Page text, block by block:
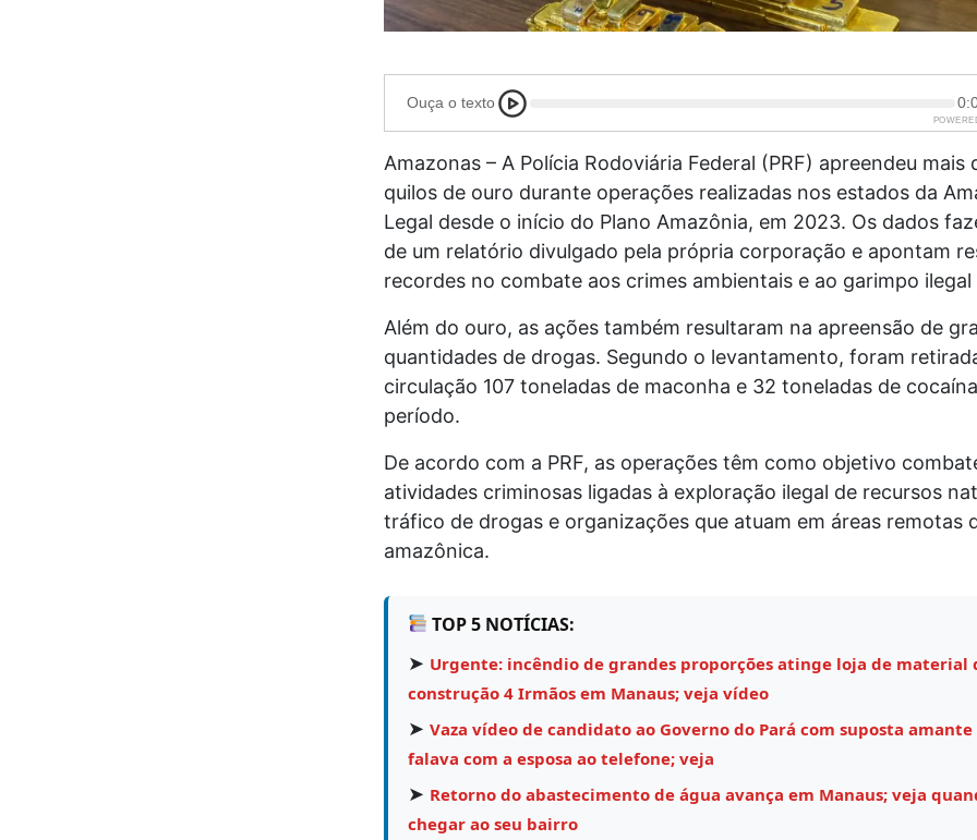
Ouça o texto
Amazonas – A Polícia Rodoviária Federal (PRF) apreendeu mais
quilos de ouro durante operações realizadas nos estados da
Legal desde o início do Plano Amazônia, em 2023. Os dados
de um relatório divulgado pela própria corporação e apontam
recordes no combate aos crimes ambientais e ao garimpo ilegal
Além do ouro, as ações também resultaram na apreensão de
quantidades de drogas. Segundo o levantamento, foram
circulação 107 toneladas de maconha e 32 toneladas de
período.
De acordo com a PRF, as operações têm como objetivo
atividades criminosas ligadas à exploração ilegal de recursos
tráfico de drogas e organizações que atuam em áreas remotas
amazônica.
TOP 5 NOTÍCIAS:
➤ Urgente: incêndio de grandes proporções atinge loja de material
construção 4 Irmãos em Manaus; veja vídeo
➤ Vaza vídeo de candidato ao Governo do Pará com suposta
falava com a esposa ao telefone; veja
➤ Retorno do abastecimento de água avança em Manaus; veja
chegar ao seu bairro